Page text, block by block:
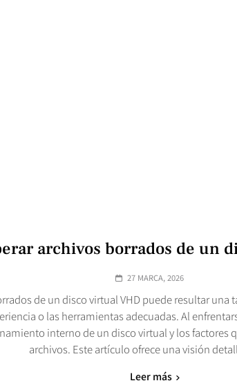
archivos borrados de un
27 MARCA, 2026
de un disco virtual VHD puede resultar
o las herramientas adecuadas. Al
interno de un disco virtual y los factores
archivos. Este artículo ofrece una visión
Leer más